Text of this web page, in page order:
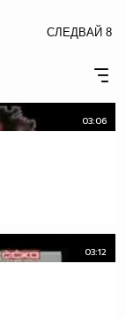
СЛЕДВАЙ 8
03:06
03:12